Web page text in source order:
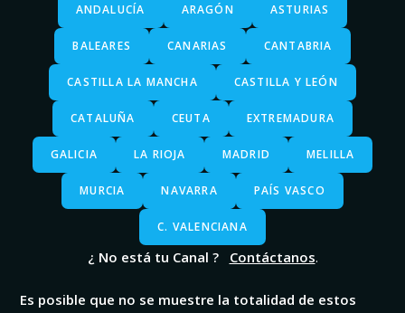
ANDALUCÍA ARAGÓN ASTURIAS
BALEARES CANARIAS CANTABRIA
CASTILLA LA MANCHA CASTILLA Y LEÓN
CATALUÑA CEUTA EXTREMADURA
GALICIA LA RIOJA MADRID MELILLA
MURCIA NAVARRA PAÍS VASCO
C. VALENCIANA
¿ No está tu Canal ? Contáctanos.
Es posible que no se muestre la totalidad de estos